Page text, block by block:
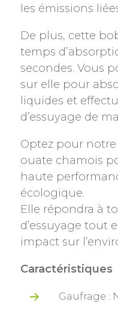
les émissions
De plus, cette
temps
secondes. Vous
sur elle pour
liquides et
d’essuyage de
Optez pour notre
ouate chamois
haute
écologique.
Elle répondra à
d’essuyage tout
impact sur
Caractéristiques
Gaufrage :